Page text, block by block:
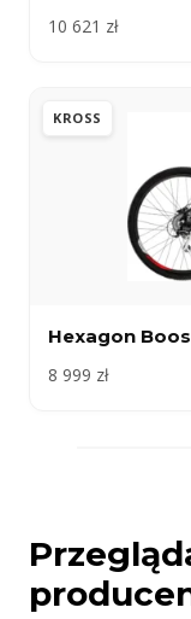
10 621 zł
KROSS
Hexagon
8 999 zł